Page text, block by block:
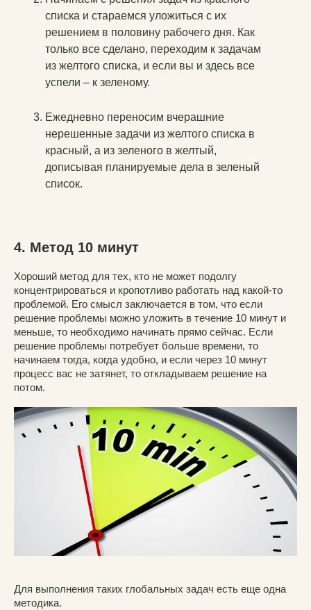
списка и стараемся уложиться с их
решением в половину рабочего дня. Как
только все сделано, переходим к задачам
из желтого списка, и если вы и здесь все
успели – к зеленому.
Ежедневно переносим вчерашние
нерешенные задачи из желтого списка в
красный, а из зеленого в желтый,
дописывая планируемые дела в зеленый
список.
4. Метод 10 минут
Хороший метод для тех, кто не может подолгу
концентрироваться и кропотливо работать над какой-то
проблемой. Его смысл заключается в том, что если
решение проблемы можно уложить в течение 10 минут и
меньше, то необходимо начинать прямо сейчас. Если
решение проблемы потребует больше времени, то
начинаем тогда, когда удобно, и если через 10 минут
процесс вас не затянет, то откладываем решение на
потом.
Для выполнения таких глобальных задач есть еще одна
методика.